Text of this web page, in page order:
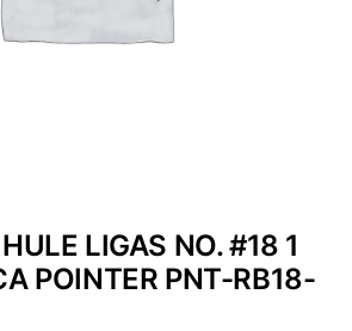
LIGAS NO. #18 1
POINTER PNT-RB18-